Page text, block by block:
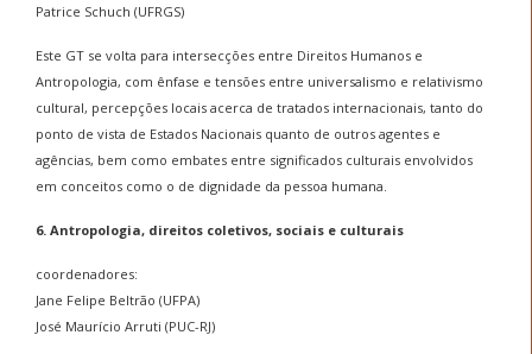
Patrice Schuch (UFRGS)
Este GT se volta para intersecções entre Direitos Humanos e
Antropologia, com ênfase e tensões entre universalismo e relativismo
cultural, percepções locais acerca de tratados internacionais, tanto do
ponto de vista de Estados Nacionais quanto de outros agentes e
agências, bem como embates entre significados culturais envolvidos
em conceitos como o de dignidade da pessoa humana.
6. Antropologia, direitos coletivos, sociais e culturais
coordenadores:
Jane Felipe Beltrão (UFPA)
José Maurício Arruti (PUC-RJ)